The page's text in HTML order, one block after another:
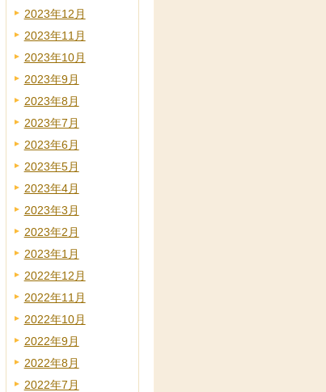
2023年12月
2023年11月
2023年10月
2023年9月
2023年8月
2023年7月
2023年6月
2023年5月
2023年4月
2023年3月
2023年2月
2023年1月
2022年12月
2022年11月
2022年10月
2022年9月
2022年8月
2022年7月